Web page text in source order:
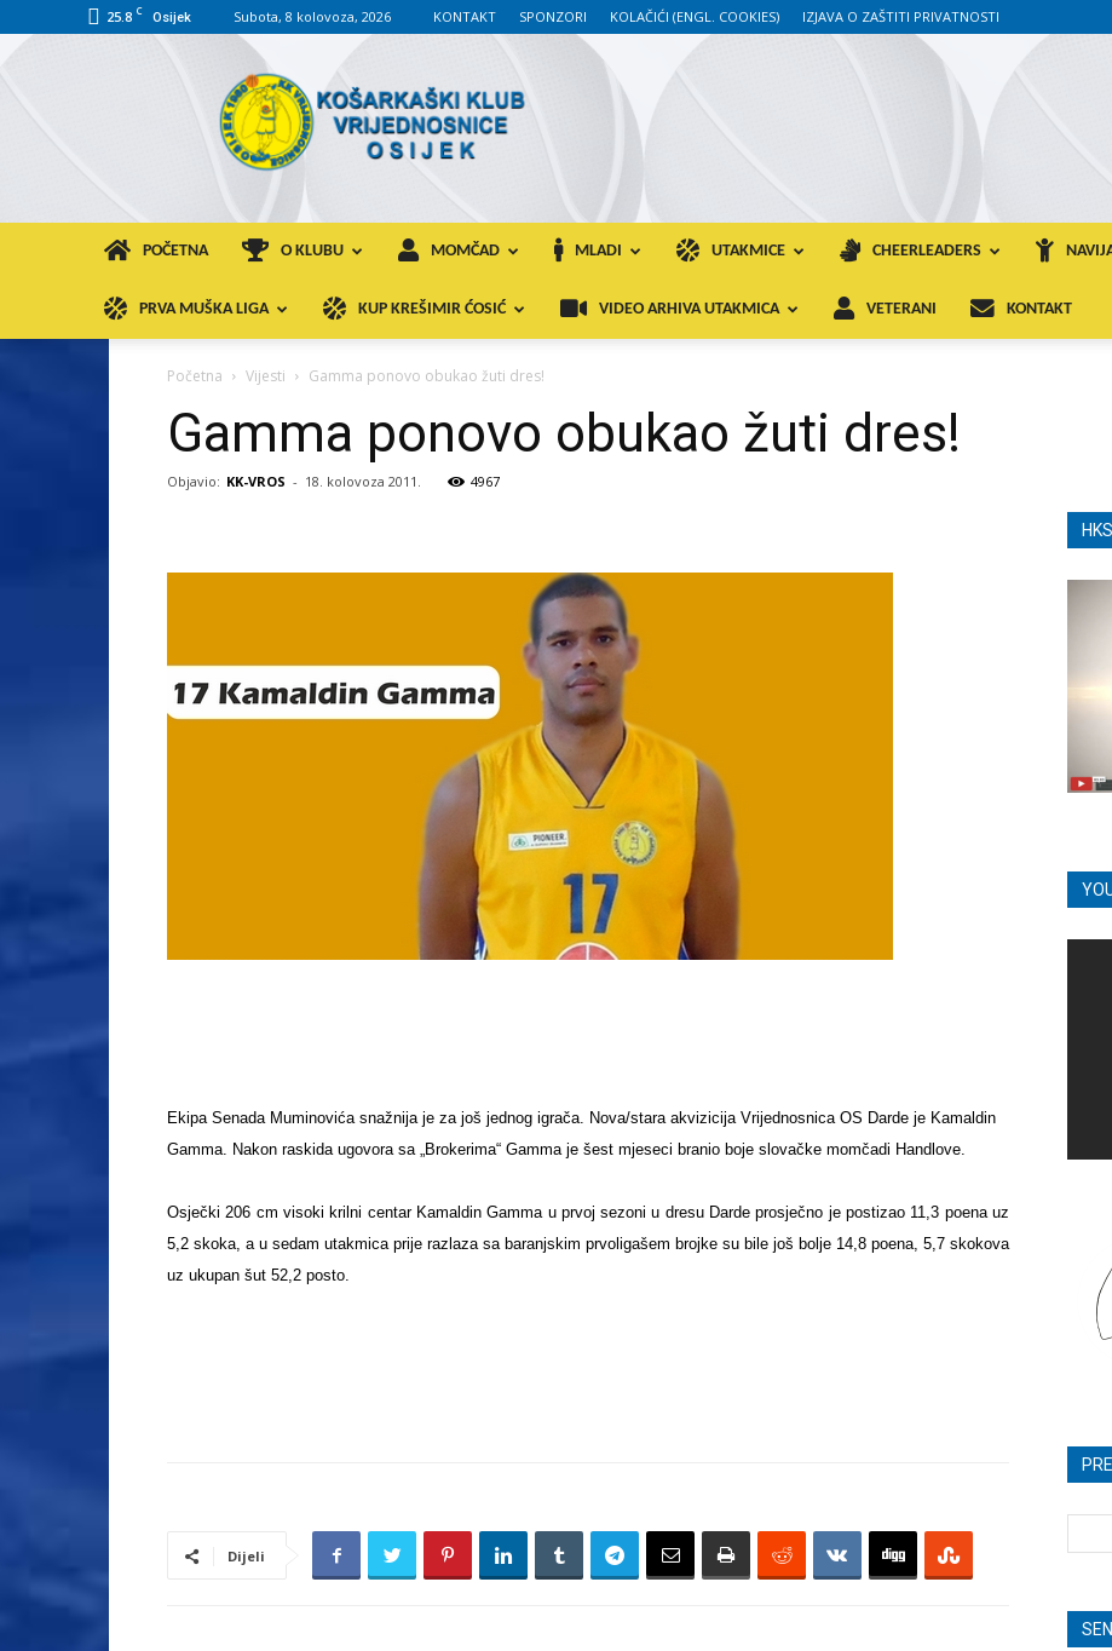
25.8 C Osijek Subota, 8 kolovoza, 2026 KONTAKT SPONZORI KOLAČIĆI (ENGL. COOKIES) IZJAVA O ZAŠTITI PRIVATNOSTI
KK
VROS
POČETNA O KLUBU MOMČAD MLADI UTAKMICE CHEERLEADERS
PRVA MUŠKA LIGA KUP KREŠIMIR ĆOSIĆ VIDEO ARHIVA UTAKMICA VETERANI KONTAKT
Početna Vijesti Gamma ponovo obukao žuti dres!
Gamma ponovo obukao žuti dres!
Objavio: KK-VROS - 18. kolovoza 2011. 4967
Ekipa Senada Muminovića snažnija je za još jednog igrača. Nova/stara akvizicija Vrijednosnica OS Darde je Kamaldin
Gamma. Nakon raskida ugovora sa „Brokerima“ Gamma je šest mjeseci branio boje slovačke momčadi Handlove.
Osječki 206 cm visoki krilni centar Kamaldin Gamma u prvoj sezoni u dresu Darde prosječno je postizao 11,3 poena uz
5,2 skoka, a u sedam utakmica prije razlaza sa baranjskim prvoligašem brojke su bile još bolje 14,8 poena, 5,7 skokova
uz ukupan šut 52,2 posto.
Dijeli